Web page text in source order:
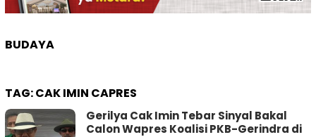
BUDAYA
TAG:CAK IMIN CAPRES
Gerilya Cak Imin Tebar Sinyal Bakal
Calon Wapres Koalisi PKB-Gerindra di